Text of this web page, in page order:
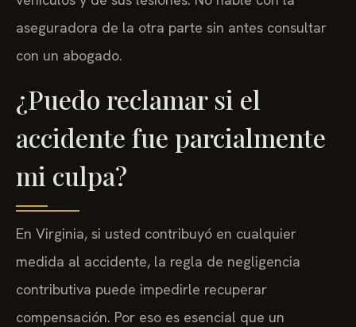
aseguradora de la otra parte sin antes consultar
con un abogado.
¿Puedo reclamar si el
accidente fue parcialmente
mi culpa?
En Virginia, si usted contribuyó en cualquier
medida al accidente, la regla de negligencia
contributiva puede impedirle recuperar
compensación. Por eso es esencial que un